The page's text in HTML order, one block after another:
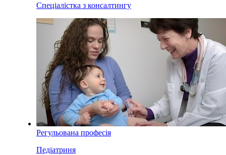
Спеціалістка з консалтингу
Регульована професія
Педіатриня